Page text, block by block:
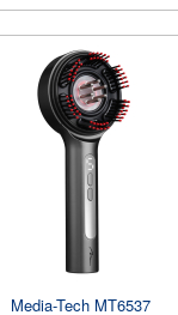
Media-Tech MT6537